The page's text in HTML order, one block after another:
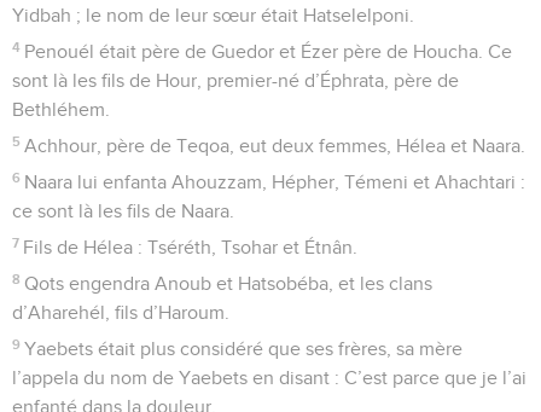
Yidbah ; le nom de leur sœur était Hatselelponi.
4 Penouél était père de Guedor et Ézer père de Houcha. Ce
sont là les fils de Hour, premier-né d’Éphrata, père de
Bethléhem.
5 Achhour, père de Teqoa, eut deux femmes, Hélea et Naara.
6 Naara lui enfanta Ahouzzam, Hépher, Témeni et Ahachtari :
ce sont là les fils de Naara.
7 Fils de Hélea : Tséréth, Tsohar et Étnân.
8 Qots engendra Anoub et Hatsobéba, et les clans
d’Aharehél, fils d’Haroum.
9 Yaebets était plus considéré que ses frères, sa mère
l’appela du nom de Yaebets en disant : C’est parce que je l’ai
enfanté dans la douleur.